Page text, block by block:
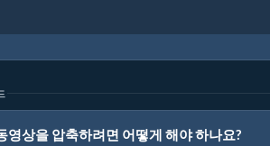
영상을 압축하려면 어떻게 해야 하나요?